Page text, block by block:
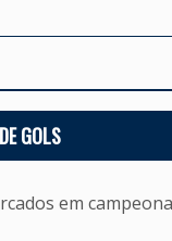
GOLS
em